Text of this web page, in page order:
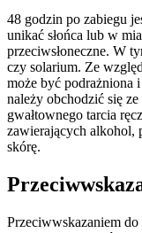
48 godzin po zabiegu
unikać słońca lub w
przeciwsłoneczne. W
czy solarium. Ze
może być podrażniona
należy obchodzić się
gwałtownego tarcia
zawierających alkohol,
skórę.
Przeciwwskazaniem